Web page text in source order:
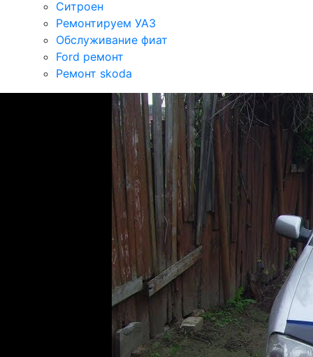
Ситроен
Ремонтируем УАЗ
Обслуживание фиат
Ford ремонт
Ремонт skoda